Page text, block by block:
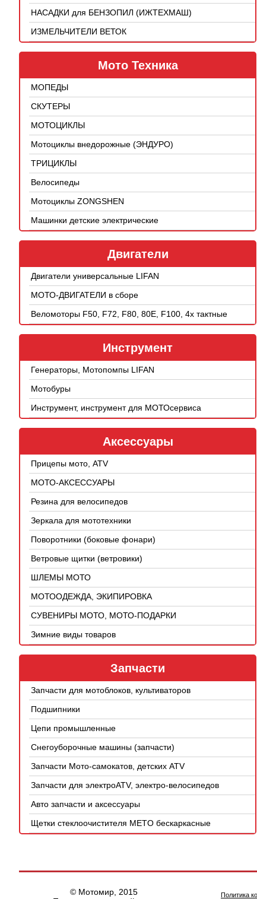
НАСАДКИ для БЕНЗОПИЛ (ИЖТЕХМАШ)
ИЗМЕЛЬЧИТЕЛИ ВЕТОК
Мото Техника
МОПЕДЫ
СКУТЕРЫ
МОТОЦИКЛЫ
Мотоциклы внедорожные (ЭНДУРО)
ТРИЦИКЛЫ
Велосипеды
Мотоциклы ZONGSHEN
Машинки детские электрические
Двигатели
Двигатели универсальные LIFAN
МОТО-ДВИГАТЕЛИ в сборе
Веломоторы F50, F72, F80, 80E, F100, 4х тактные
Инструмент
Генераторы, Мотопомпы LIFAN
Мотобуры
Инструмент, инструмент для МОТОсервиса
Аксессуары
Прицепы мото, ATV
МОТО-АКСЕССУАРЫ
Резина для велосипедов
Зеркала для мототехники
Поворотники (боковые фонари)
Ветровые щитки (ветровики)
ШЛЕМЫ МОТО
МОТООДЕЖДА, ЭКИПИРОВКА
СУВЕНИРЫ МОТО, МОТО-ПОДАРКИ
Зимние виды товаров
Запчасти
Запчасти для мотоблоков, культиваторов
Подшипники
Цепи промышленные
Снегоуборочные машины (запчасти)
Запчасти Мото-самокатов, детских ATV
Запчасти для электроATV, электро-велосипедов
Авто запчасти и аксессуары
Щетки стеклоочистителя METO бескаркасные
© Мотомир, 2015
Политика